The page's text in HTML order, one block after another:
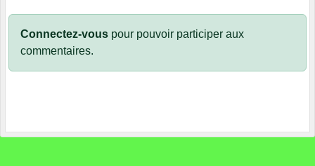
Connectez-vous pour pouvoir participer aux
commentaires.